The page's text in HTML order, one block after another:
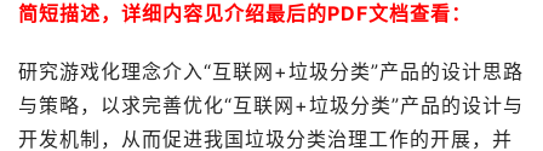
简短描述，详细内容见介绍最后的PDF文档查看：
研究游戏化理念介入“互联网+垃圾分类”产品的设计思路
与策略，以求完善优化“互联网+垃圾分类”产品的设计与
开发机制，从而促进我国垃圾分类治理工作的开展，并